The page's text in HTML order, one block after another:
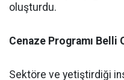
oluşturdu.
Cenaze Programı Belli
Sektöre ve yetiştirdiği